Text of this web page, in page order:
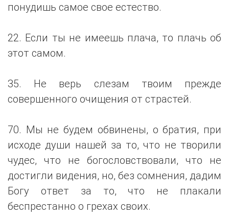
понудишь самое свое естество.
22. Если ты не имеешь плача, то плачь об
этот самом.
35. Не верь слезам твоим прежде
совершенного очищения от страстей.
70. Мы не будем обвинены, о братия, при
исходе души нашей за то, что не творили
чудес, что не богословствовали, что не
достигли видения, но, без сомнения, дадим
Богу ответ за то, что не плакали
беспрестанно о грехах своих.